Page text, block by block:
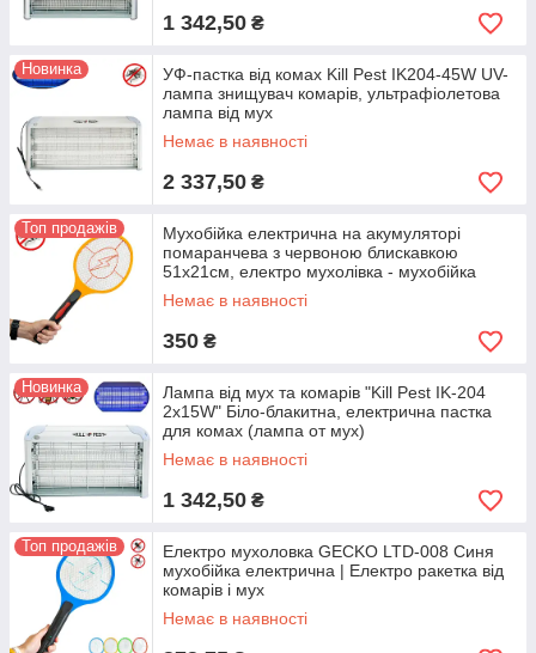
1 342,50 ₴
Новинка
УФ-пастка від комах Kill Pest IK204-45W UV-
лампа знищувач комарів, ультрафіолетова
лампа від мух
Немає в наявності
2 337,50 ₴
Топ продажів
Мухобійка електрична на акумуляторі
помаранчева з червоною блискавкою
51х21см, електро мухолівка - мухобійка
Немає в наявності
350 ₴
Новинка
Лампа від мух та комарів "Kill Pest IK-204
2х15W" Біло-блакитна, електрична пастка
для комах (лампа от мух)
Немає в наявності
1 342,50 ₴
Топ продажів
Електро мухоловка GECKO LTD-008 Синя
мухобійка електрична | Електро ракетка від
комарів і мух
Немає в наявності